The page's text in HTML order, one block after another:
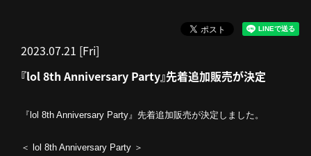
2023.07.21 [Fri]
『lol 8th Anniversary Party』先着追加販売が決定
『lol 8th Anniversary Party』先着追加販売が決定しました。
＜ lol 8th Anniversary Party ＞